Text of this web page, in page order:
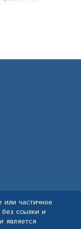
частичное
ссылки и
является